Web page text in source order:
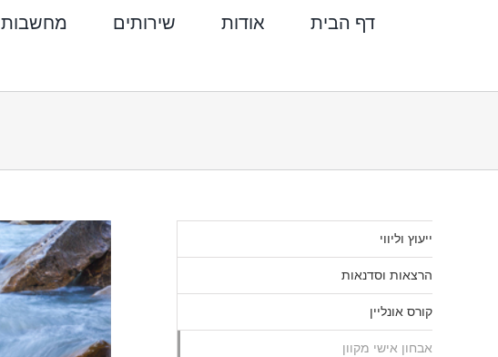
דף הבית אודות שירותים מחשבות
ייעוץ וליווי
הרצאות וסדנאות
קורס אונליין
אבחון אישי מקוון